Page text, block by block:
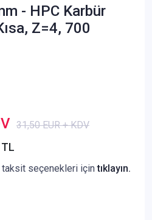
- HPC Karbür
Z=4, 700
31,50 EUR + KDV
taksit seçenekleri içintıklayın.